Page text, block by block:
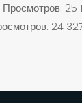
Просмотров: 25
24